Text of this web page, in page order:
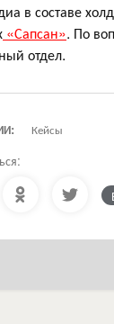
в составе
«Сапсан». По
отдел.
Кейсы